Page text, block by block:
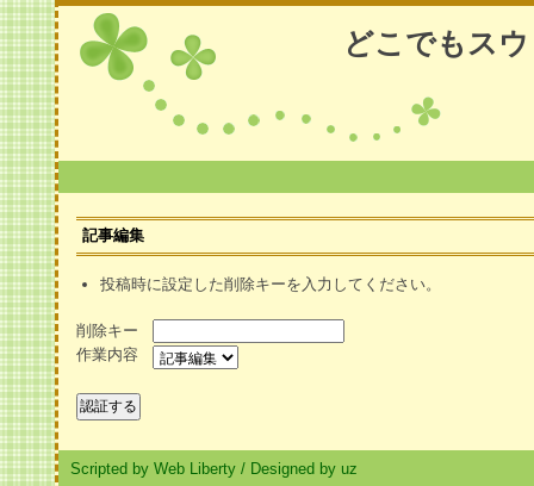
どこでもス
記事編集
投稿時に設定した削除キーを入力してください。
削除キー
作業内容
Scripted by Web Liberty / Designed by uz